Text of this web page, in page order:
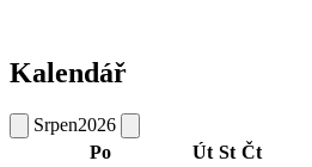
Kalendář
Srpen2026
Po
Út St Čt